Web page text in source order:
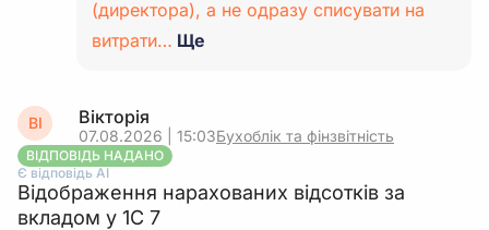
(директора), а не одразу списувати на
витрати… Ще
ВІ Вікторія
07.08.2026 | 15:03Бухоблік та фінзвітність
ВІДПОВІДЬ НАДАНО
Є відповідь АІ
Відображення нарахованих відсотків за
вкладом у 1С 7